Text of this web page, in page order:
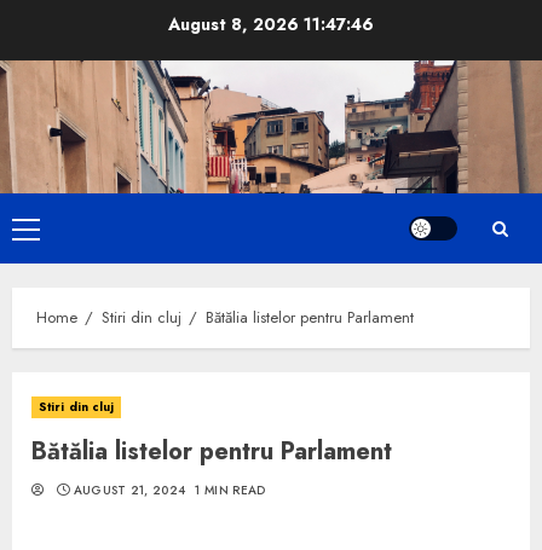
content
August 8, 202611:47:47
Primary
Menu
Home Stiri din cluj Bătălia listelor pentru Parlament
Stiri din cluj
Bătălia listelor pentru Parlament
AUGUST 21, 2024 1 MIN READ